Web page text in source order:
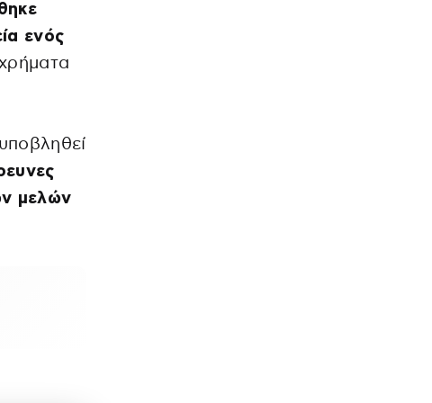
ενός
μελών